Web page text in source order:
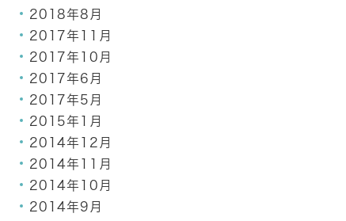
2018年8月
2017年11月
2017年10月
2017年6月
2017年5月
2015年1月
2014年12月
2014年11月
2014年10月
2014年9月